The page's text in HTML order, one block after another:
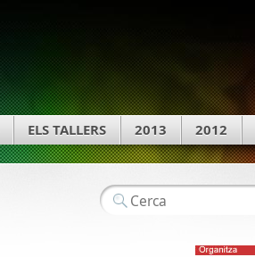
ELS TALLERS 2013 2012